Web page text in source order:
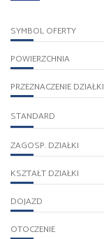
SYMBOL OFERTY
POWIERZCHNIA
PRZEZNACZENIE DZIAŁKI
STANDARD
ZAGOSP. DZIAŁKI
KSZTAŁT DZIAŁKI
DOJAZD
OTOCZENIE